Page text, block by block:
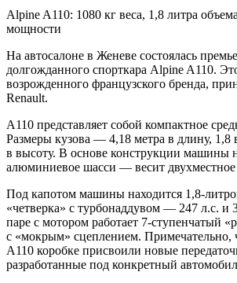
Alpine A110: 1080 кг веса, 1,8 литра
мощности
На автосалоне в Женеве состоялась
долгожданного спорткара Alpine A110.
возрожденного французского бренда,
Renault.
A110 представляет собой компактное
Размеры кузова — 4,18 метра в длину,
в высоту. В основе конструкции машины
алюминиевое шасси — весит двухместное
Под капотом машины находится 1,8-
«четверка» с турбонаддувом — 247 л.с. и
паре с мотором работает 7-ступенчатый
с «мокрым» сцеплением. Примечательно,
A110 коробке присвоили новые
разработанные под конкретный